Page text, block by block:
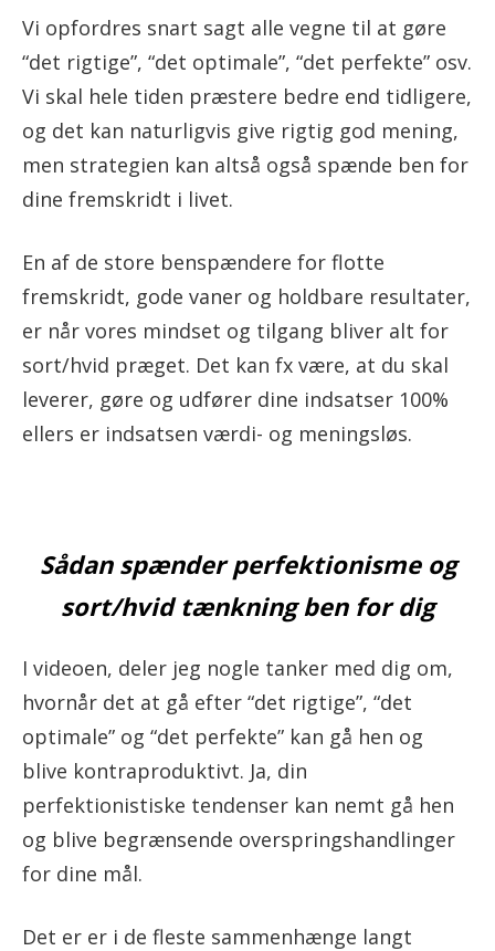
Vi opfordres snart sagt alle vegne til at gøre
“det rigtige”, “det optimale”, “det perfekte” osv.
Vi skal hele tiden præstere bedre end tidligere,
og det kan naturligvis give rigtig god mening,
men strategien kan altså også spænde ben for
dine fremskridt i livet.
En af de store benspændere for flotte
fremskridt, gode vaner og holdbare resultater,
er når vores mindset og tilgang bliver alt for
sort/hvid præget. Det kan fx være, at du skal
leverer, gøre og udfører dine indsatser 100%
ellers er indsatsen værdi- og meningsløs.
Sådan spænder perfektionisme og
sort/hvid tænkning ben for dig
I videoen, deler jeg nogle tanker med dig om,
hvornår det at gå efter “det rigtige”, “det
optimale” og “det perfekte” kan gå hen og
blive kontraproduktivt. Ja, din
perfektionistiske tendenser kan nemt gå hen
og blive begrænsende overspringshandlinger
for dine mål.
Det er er i de fleste sammenhænge langt